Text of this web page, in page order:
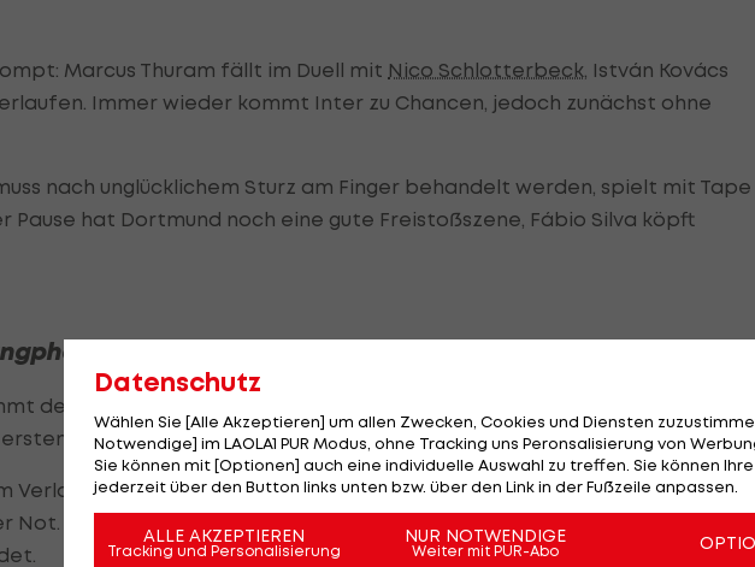
Marcus Thuram fällt im Duell mit Nico Schlotterbeck, István Kovács
Immer wieder kommt Inter zu Chancen, jedoch zunächst ohne
nach unglücklichem Sturz am Finger behandelt werden, spielt mit Tape
Pause hat Dortmund noch eine gute Freistoßszene, Fábio Silva köpft
– Inters Antwort
der BVB mit Schwung: Jobe Bellinghams Schuss wird geblockt, Silva
Minuten gehören klar den Gastgebern.
Verlauf der zweiten Hälfte zurück. In der 63. Minute rettet Bensebaini
Not. Nach und nach erhöhen "Nerazzuri" den Druck, der in der Schlussphase
Datenschutz
Wählen Sie [Alle Akzeptieren] um allen Zwecken, Cookies und Diensten
Notwendige] im LAOLA1 PUR Modus, ohne Tracking uns Peronsalisierung von
Sie können mit [Optionen] auch eine individuelle Auswahl zu treffen. Sie können
jederzeit über den Button links unten bzw. über den Link in der Fußzeile anpassen.
ALLE AKZEPTIEREN
Tracking und Personalisierung
NUR NOTWENDIGE
Weiter mit PUR-Abo